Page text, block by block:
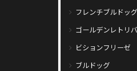
フレンチブルドッグ
ゴールデンレトリ
ビションフリーゼ
ブルドッグ